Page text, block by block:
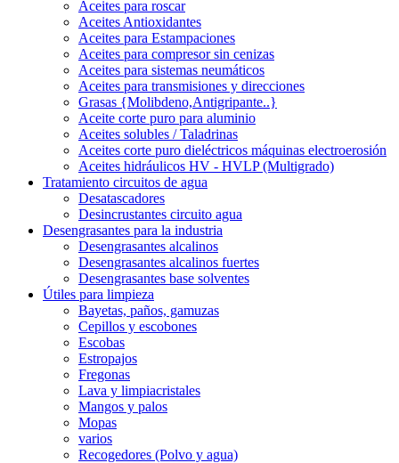
Aceites para roscar
Aceites Antioxidantes
Aceites para Estampaciones
Aceites para compresor sin cenizas
Aceites para sistemas neumáticos
Aceites para transmisiones y direcciones
Grasas {Molibdeno,Antigripante..}
Aceite corte puro para aluminio
Aceites solubles / Taladrinas
Aceites corte puro dieléctricos máquinas electroerosión
Aceites hidráulicos HV - HVLP (Multigrado)
Tratamiento circuitos de agua
Desatascadores
Desincrustantes circuito agua
Desengrasantes para la industria
Desengrasantes alcalinos
Desengrasantes alcalinos fuertes
Desengrasantes base solventes
Útiles para limpieza
Bayetas, paños, gamuzas
Cepillos y escobones
Escobas
Estropajos
Fregonas
Lava y limpiacristales
Mangos y palos
Mopas
varios
Recogedores (Polvo y agua)